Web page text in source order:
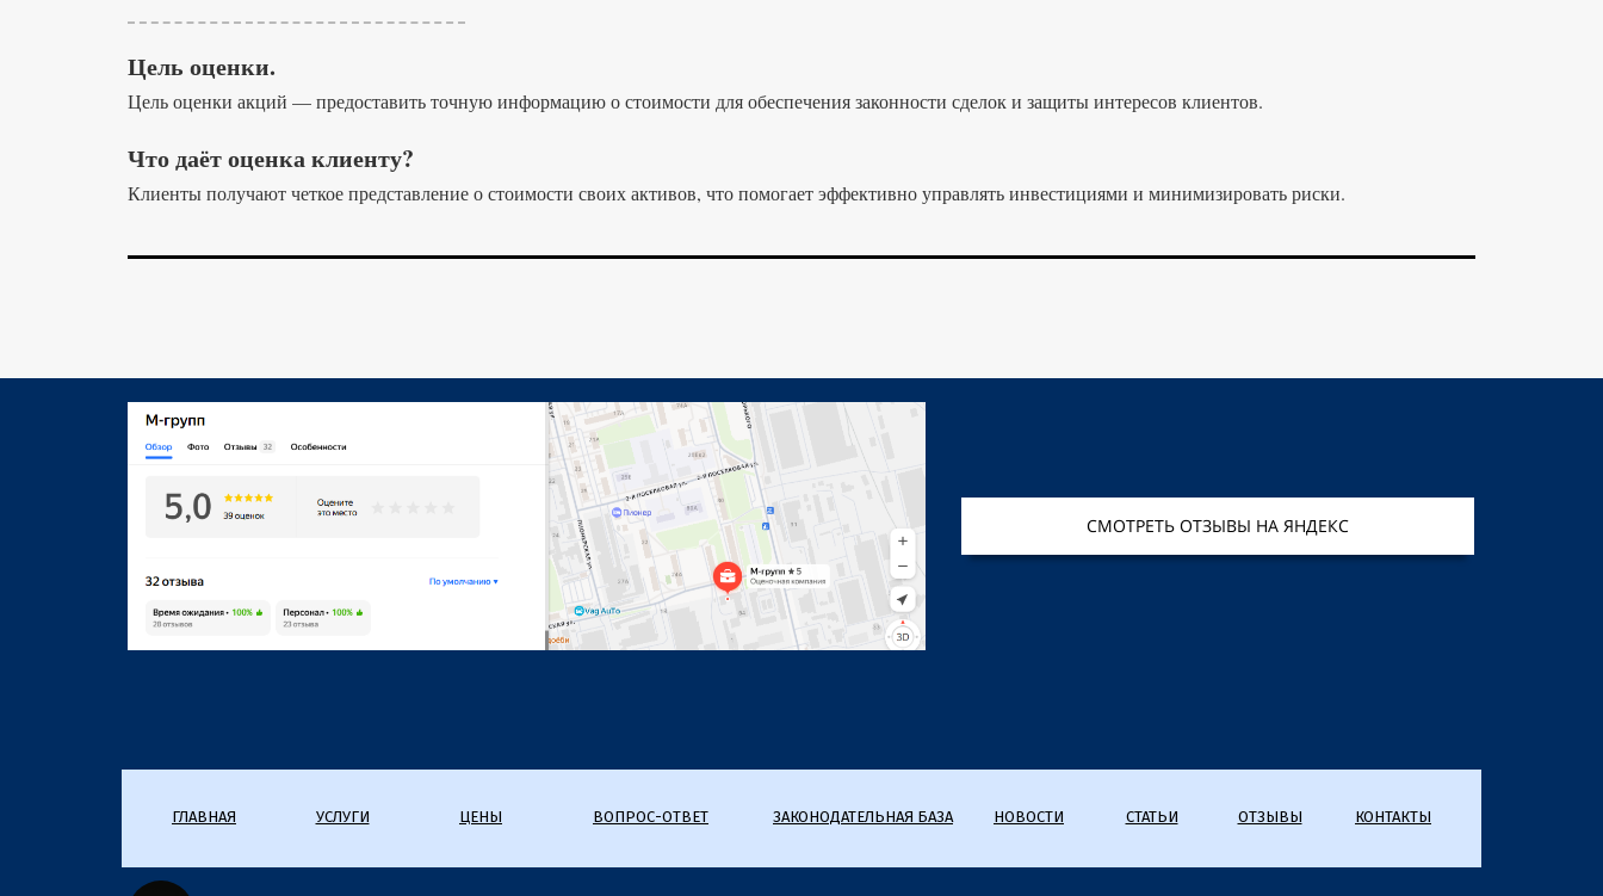
Цель оценки.
Цель оценки акций — предоставить точную информацию о стоимости для обеспечения законности сделок и защиты интересов клиентов.
Что даёт оценка клиенту?
Клиенты получают четкое представление о стоимости своих активов, что помогает эффективно управлять инвестициями и минимизировать риски.
СМОТРЕТЬ ОТЗЫВЫ НА ЯНДЕКС
ГЛАВНАЯ УСЛУГИ ЦЕНЫ ВОПРОС-ОТВЕТ ЗАКОНОДАТЕЛЬНАЯ БАЗА НОВОСТИ СТАТЬИ ОТЗЫВЫ КОНТАКТЫ